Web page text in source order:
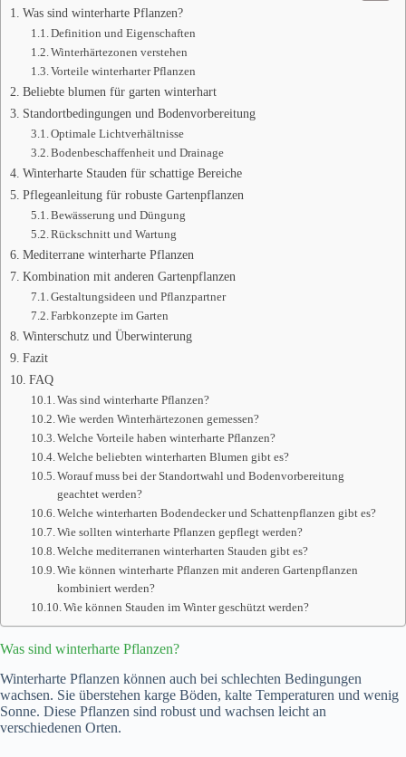
Was sind winterharte Pflanzen?
Definition und Eigenschaften
Winterhärtezonen verstehen
Vorteile winterharter Pflanzen
Beliebte blumen für garten winterhart
Standortbedingungen und Bodenvorbereitung
Optimale Lichtverhältnisse
Bodenbeschaffenheit und Drainage
Winterharte Stauden für schattige Bereiche
Pflegeanleitung für robuste Gartenpflanzen
Bewässerung und Düngung
Rückschnitt und Wartung
Mediterrane winterharte Pflanzen
Kombination mit anderen Gartenpflanzen
Gestaltungsideen und Pflanzpartner
Farbkonzepte im Garten
Winterschutz und Überwinterung
Fazit
FAQ
Was sind winterharte Pflanzen?
Wie werden Winterhärtezonen gemessen?
Welche Vorteile haben winterharte Pflanzen?
Welche beliebten winterharten Blumen gibt es?
Worauf muss bei der Standortwahl und Bodenvorbereitung
geachtet werden?
Welche winterharten Bodendecker und Schattenpflanzen gibt es?
Wie sollten winterharte Pflanzen gepflegt werden?
Welche mediterranen winterharten Stauden gibt es?
Wie können winterharte Pflanzen mit anderen Gartenpflanzen
kombiniert werden?
Wie können Stauden im Winter geschützt werden?
Was sind winterharte Pflanzen?
Winterharte Pflanzen können auch bei schlechten Bedingungen
wachsen. Sie überstehen karge Böden, kalte Temperaturen und wenig
Sonne. Diese Pflanzen sind robust und wachsen leicht an
verschiedenen Orten.